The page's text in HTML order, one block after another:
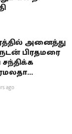
அனைத்து
பிரதமரை
ago